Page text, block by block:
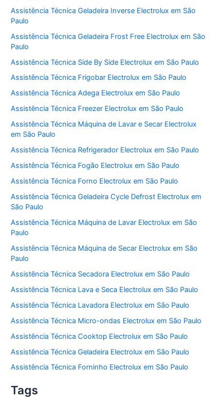
Assistência Técnica Geladeira Inverse Electrolux em São
Paulo
Assistência Técnica Geladeira Frost Free Electrolux em São
Paulo
Assistência Técnica Side By Side Electrolux em São Paulo
Assistência Técnica Frigobar Electrolux em São Paulo
Assistência Técnica Adega Electrolux em São Paulo
Assistência Técnica Freezer Electrolux em São Paulo
Assistência Técnica Máquina de Lavar e Secar Electrolux
em São Paulo
Assistência Técnica Refrigerador Electrolux em São Paulo
Assistência Técnica Fogão Electrolux em São Paulo
Assistência Técnica Forno Electrolux em São Paulo
Assistência Técnica Geladeira Cycle Defrost Electrolux em
São Paulo
Assistência Técnica Máquina de Lavar Electrolux em São
Paulo
Assistência Técnica Máquina de Secar Electrolux em São
Paulo
Assistência Técnica Secadora Electrolux em São Paulo
Assistência Técnica Lava e Seca Electrolux em São Paulo
Assistência Técnica Lavadora Electrolux em São Paulo
Assistência Técnica Micro-ondas Electrolux em São Paulo
Assistência Técnica Cooktop Electrolux em São Paulo
Assistência Técnica Geladeira Electrolux em São Paulo
Assistência Técnica Forninho Electrolux em São Paulo
Tags